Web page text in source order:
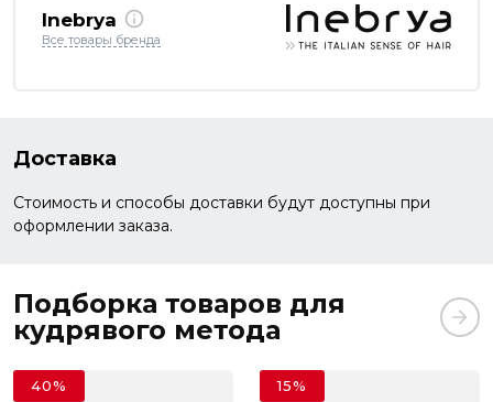
Inebrya
Все товары бренда
Доставка
Стоимость и способы доставки будут доступны при
оформлении заказа.
Подборка товаров для
кудрявого метода
40% 15%